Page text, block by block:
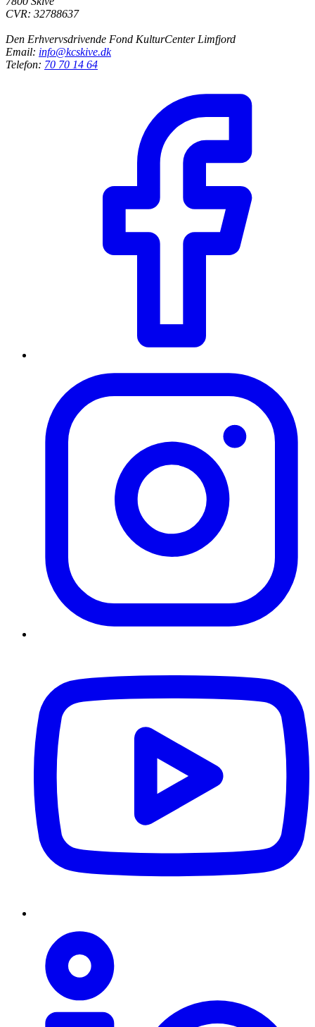
CVR: 32788637
Den Erhvervsdrivende Fond KulturCenter Limfjord
Email: info@kcskive.dk
Telefon: 70 70 14 64